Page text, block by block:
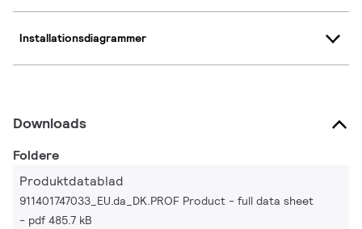
Installationsdiagrammer
Downloads
Foldere
Produktdatablad
911401747033_EU.da_DK.PROF Product - full data sheet
pdf 485.7 kB